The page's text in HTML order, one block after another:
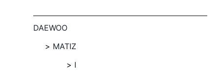
DAEWOO
MATIZ
I